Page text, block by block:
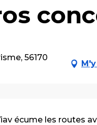
56170
écume les routes